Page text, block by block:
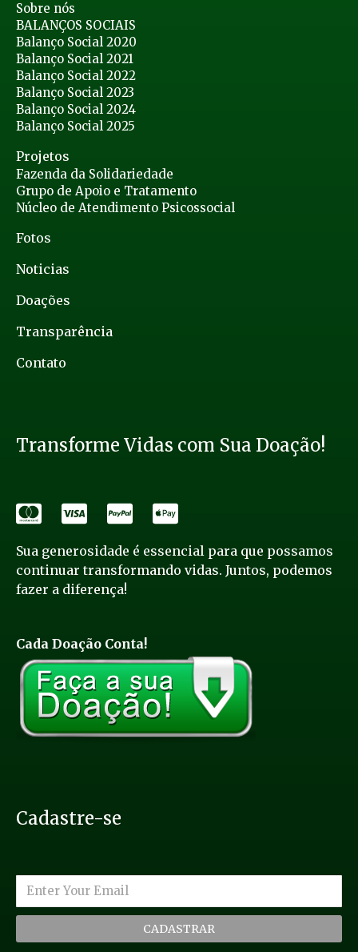
Sobre nós
BALANÇOS SOCIAIS
Balanço Social 2020
Balanço Social 2021
Balanço Social 2022
Balanço Social 2023
Balanço Social 2024
Balanço Social 2025
Projetos
Fazenda da Solidariedade
Grupo de Apoio e Tratamento
Núcleo de Atendimento Psicossocial
Fotos
Noticias
Doações
Transparência
Contato
Transforme Vidas com Sua Doação!
Sua generosidade é essencial para que possamos
continuar transformando vidas. Juntos, podemos
fazer a diferença!
Cada Doação Conta!
Cadastre-se
CADASTRAR